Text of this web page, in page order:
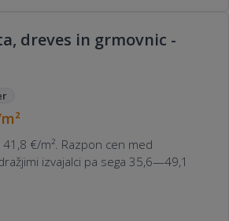
dreves in grmovnic -
€/m². Razpon cen med
izvajalci pa sega 35,6—49,1